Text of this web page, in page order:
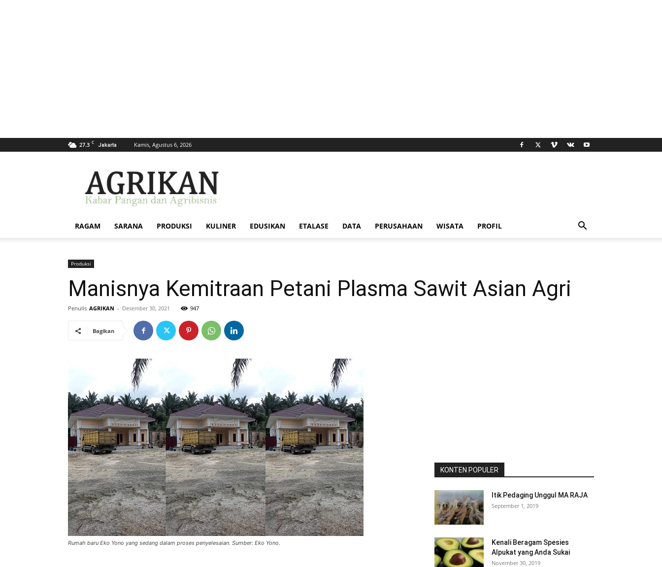
27.3 C Jakarta Kamis, Agustus 6, 2026
AGRIKAN
RAGAM SARANA PRODUKSI KULINER EDUSIKAN ETALASE DATA PERUSAHAAN WISATA PROFIL
Produksi
Manisnya Kemitraan Petani Plasma Sawit Asian Agri
Penulis AGRIKAN - Desember 30, 2021 947
Bagikan
Rumah baru Eko Yono yang sedang dalam proses penyelesaian. Sumber: Eko Yono.
KONTEN POPULER
Itik Pedaging Unggul MA RAJA
September 1, 2019
Kenali Beragam Spesies
Alpukat yang Anda Sukai
November 30, 2019